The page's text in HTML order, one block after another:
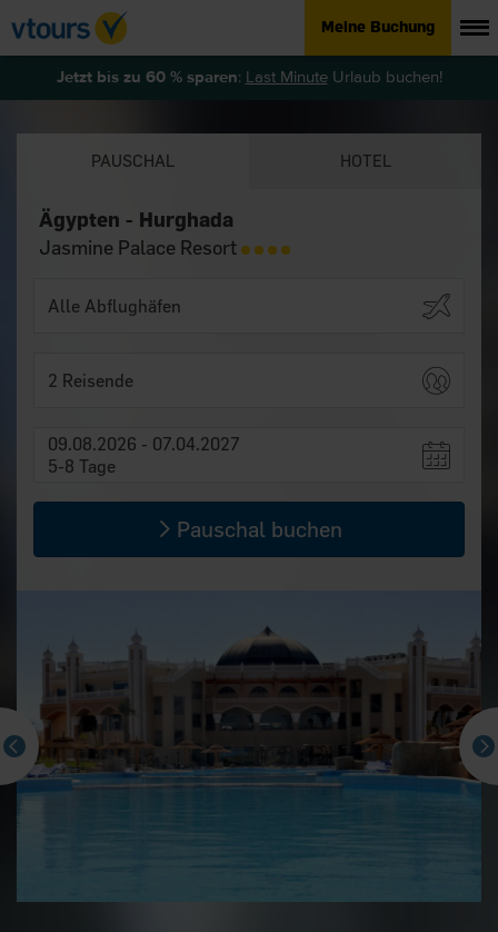
Meine Buchung
Jetzt bis zu 60 % sparen: Last MinuteUrlaub buchen!
PAUSCHAL HOTEL
Ägypten - Hurghada
Jasmine Palace Resort
2 Reisende
09.08.2026 - 07.04.2027
5-8 Tage
Pauschal buchen